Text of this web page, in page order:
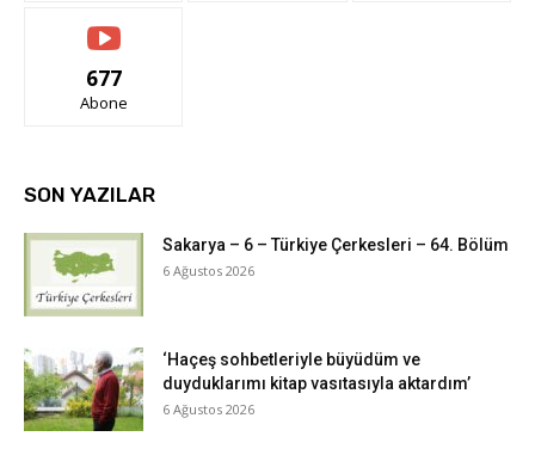
677
Abone
SON YAZILAR
Sakarya – 6 – Türkiye Çerkesleri – 64. Bölüm
6 Ağustos 2026
‘Haçeş sohbetleriyle büyüdüm ve
duyduklarımı kitap vasıtasıyla aktardım’
6 Ağustos 2026